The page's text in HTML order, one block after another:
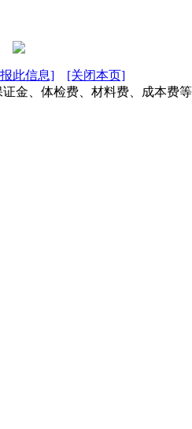
此信息]
[关闭本页]
、体检费、材料费、成本费